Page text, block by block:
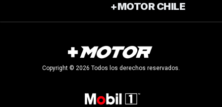
+MOTOR CHILE
Copyright © 2026 Todos los derechos reservados.